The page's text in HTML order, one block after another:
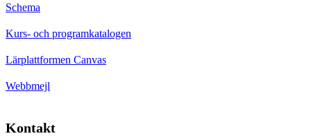
Schema
Kurs- och programkatalogen
Lärplattformen Canvas
Webbmejl
Kontakt